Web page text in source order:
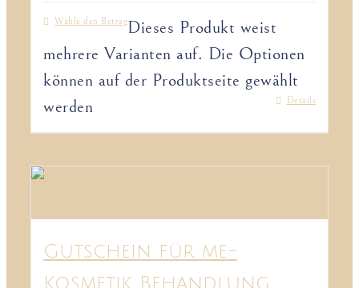
Wähle den BetragDieses Produkt weist
mehrere Varianten auf. Die Optionen
können auf der Produktseite gewählt
werden
Details
Gutschein für me-
Kosmetik Behandlung